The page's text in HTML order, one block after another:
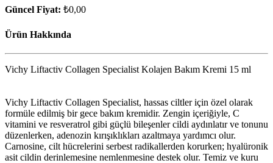
Güncel Fiyat: ₺0,00
Ürün Hakkında
Vichy Liftactiv Collagen Specialist Kolajen Bakım Kremi 15 ml
Vichy Liftactiv Collagen Specialist, hassas ciltler için özel olarak
formüle edilmiş bir gece bakım kremidir. Zengin içeriğiyle, C
vitamini ve resveratrol gibi güçlü bileşenler cildi aydınlatır ve tonunu
düzenlerken, adenozin kırışıklıkları azaltmaya yardımcı olur.
Carnosine, cilt hücrelerini serbest radikallerden korurken; hyalüronik
asit cildin derinlemesine nemlenmesine destek olur. Temiz ve kuru